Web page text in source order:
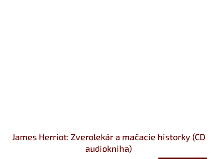
James Herriot: Zverolekár a mačacie historky (CD
audiokniha)